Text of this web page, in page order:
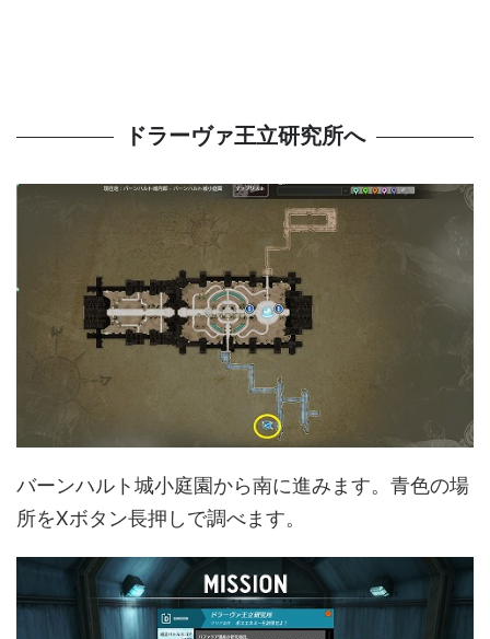
ドラーヴァ王立研究所へ
バーンハルト城小庭園から南に進みます。青色の場
所をXボタン長押しで調べます。